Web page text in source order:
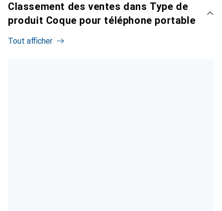
Classement des ventes dans Type de
produit Coque pour téléphone portable
Tout afficher